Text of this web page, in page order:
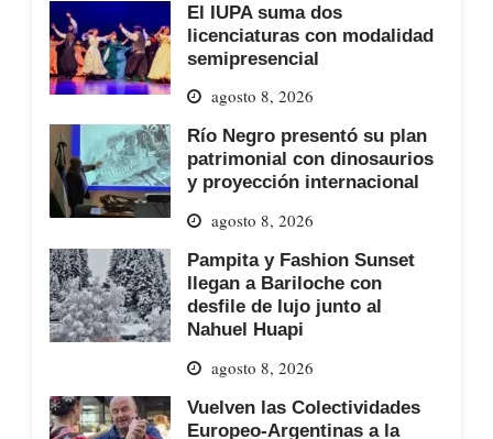
El IUPA suma dos
licenciaturas con modalidad
semipresencial
agosto 8, 2026
Río Negro presentó su plan
patrimonial con dinosaurios
y proyección internacional
agosto 8, 2026
Pampita y Fashion Sunset
llegan a Bariloche con
desfile de lujo junto al
Nahuel Huapi
agosto 8, 2026
Vuelven las Colectividades
Europeo-Argentinas a la